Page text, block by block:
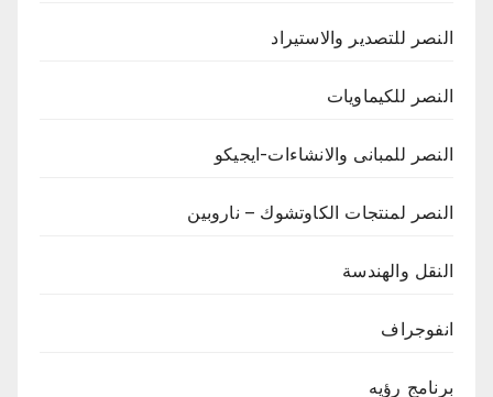
النصر للتصدير والاستيراد
النصر للكيماويات
النصر للمبانى والانشاءات-ايجيكو
النصر لمنتجات الكاوتشوك – ناروبين
النقل والهندسة
انفوجراف
برنامج رؤيه